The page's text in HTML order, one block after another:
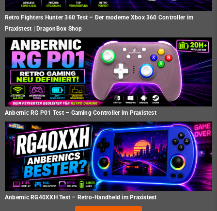
Retro Fighters Hunter 360 Test – Der moderne Xbox 360 Controller im
Praxistest | DragonBox Shop
Anbernic RG P01 Test – Gaming Controller im Praxistest
Anbernic RG40XXH Test – Retro-Handheld im Praxistest